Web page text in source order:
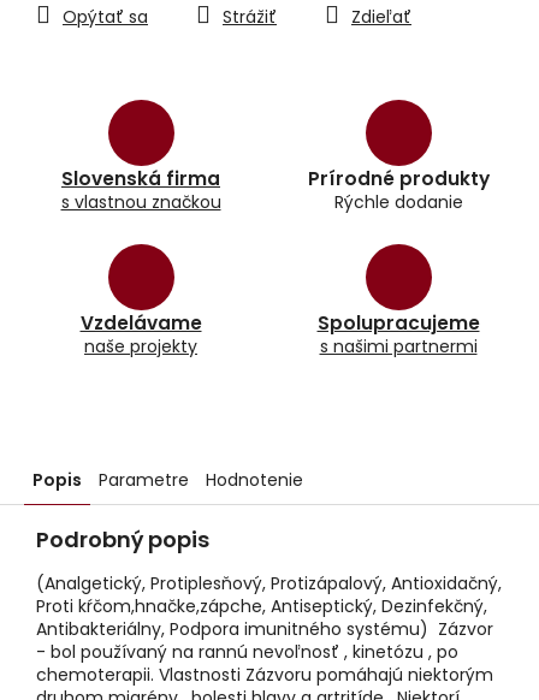
Slovenská firma
s vlastnou značkou
Prírodné produkty
Rýchle dodanie
Vzdelávame
naše projekty
Spolupracujeme
s našimi partnermi
Opýtať sa Strážiť Zdieľať
Popis Parametre Hodnotenie
Podrobný popis
(Analgetický, Protiplesňový, Protizápalový, Antioxidačný,
Proti kŕčom,hnačke,zápche, Antiseptický, Dezinfekčný,
Antibakteriálny, Podpora imunitného systému) Zázvor
- bol používaný na rannú nevoľnosť , kinetózu , po
chemoterapii. Vlastnosti Zázvoru pomáhajú niektorým